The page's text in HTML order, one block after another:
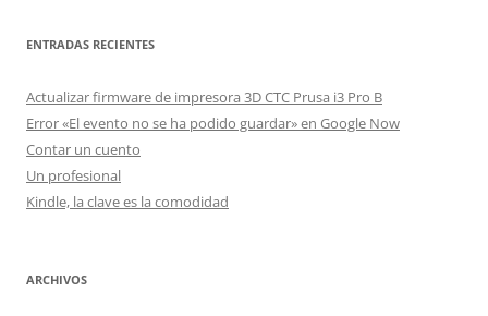
ENTRADAS RECIENTES
Actualizar firmware de impresora 3D CTC Prusa i3 Pro B
Error «El evento no se ha podido guardar» en Google Now
Contar un cuento
Un profesional
Kindle, la clave es la comodidad
ARCHIVOS